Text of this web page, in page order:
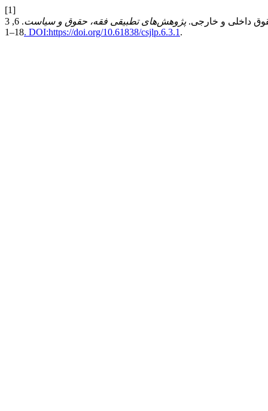
[1]
پژوهش‌های تطبیقی فقه، حقوق و سیاست
. 6, 3 (Oct. 2024),
1–18. DOI:https://doi.org/10.61838/csjlp.6.3.1 .